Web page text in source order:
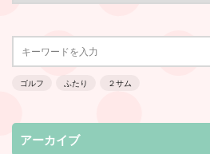
ゴルフ ふたり ２サム
アーカイブ